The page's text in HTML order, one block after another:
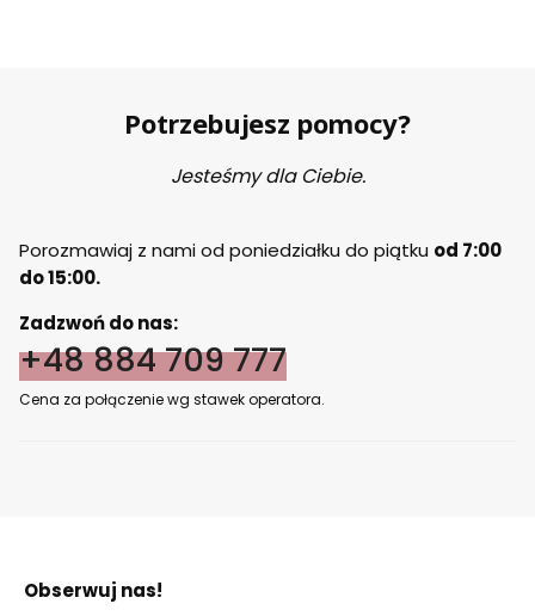
Potrzebujesz pomocy?
Jesteśmy dla Ciebie.
Porozmawiaj z nami od poniedziałku do piątku od 7:00
do 15:00.
Zadzwoń do nas:
+48 884 709 777
Cena za połączenie wg stawek operatora.
Obserwuj nas!